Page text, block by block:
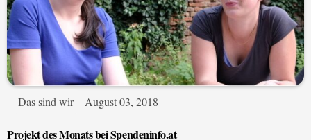
Das sind wir August 03, 2018
Projekt des Monats bei Spendeninfo.at